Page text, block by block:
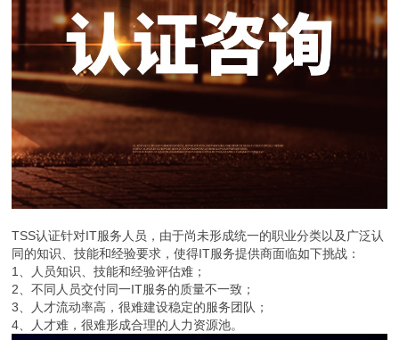
TSS认证针对IT服务人员，由于尚未形成统一的职业分类以及广泛认
同的知识、技能和经验要求，使得IT服务提供商面临如下挑战：
1、人员知识、技能和经验评估难；
2、不同人员交付同一IT服务的质量不一致；
3、人才流动率高，很难建设稳定的服务团队；
4、人才难，很难形成合理的人力资源池。